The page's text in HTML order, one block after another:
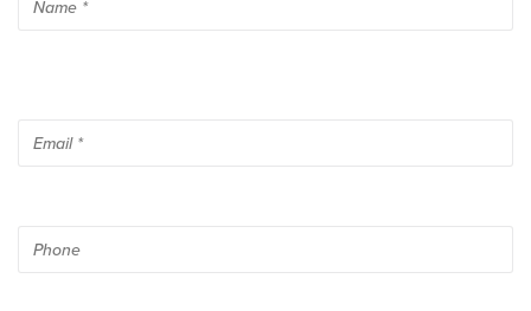
policy.